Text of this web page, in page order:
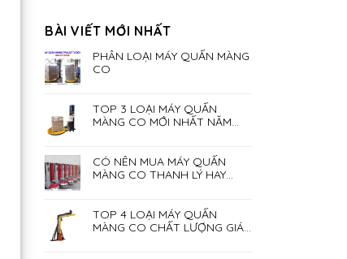
BÀI VIẾT MỚI NHẤT
PHÂN LOẠI MÁY QUẤN MÀNG
CO
TOP 3 LOẠI MÁY QUẤN
MÀNG CO MỚI NHẤT NĂM
CÓ NÊN MUA MÁY QUẤN
MÀNG CO THANH LÝ HAY
TOP 4 LOẠI MÁY QUẤN
MÀNG CO CHẤT LƯỢNG GIÁ